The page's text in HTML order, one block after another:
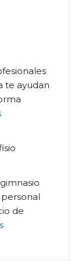
te ayudan
de